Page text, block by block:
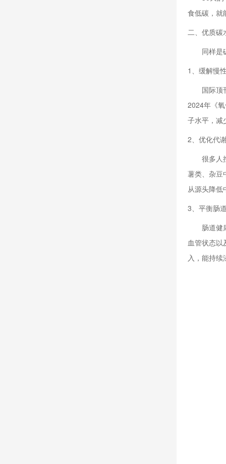
食低碳，就
二、优质碳
同样是
1、缓解慢
国际顶
2024年《
子水平，减
2、优化代
很多人
薯类、杂豆
从源头降低
3、平衡肠
肠道健
血管状态
入，能持